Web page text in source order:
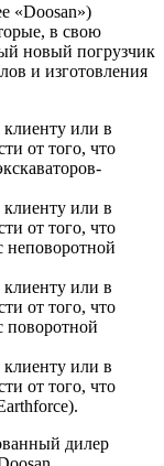
«Doosan»)
в свою
новый погрузчик
и изготовления
клиенту или в
от того, что
клиенту или в
от того, что
неповоротной
клиенту или в
от того, что
поворотной
клиенту или в
от того, что
дилер